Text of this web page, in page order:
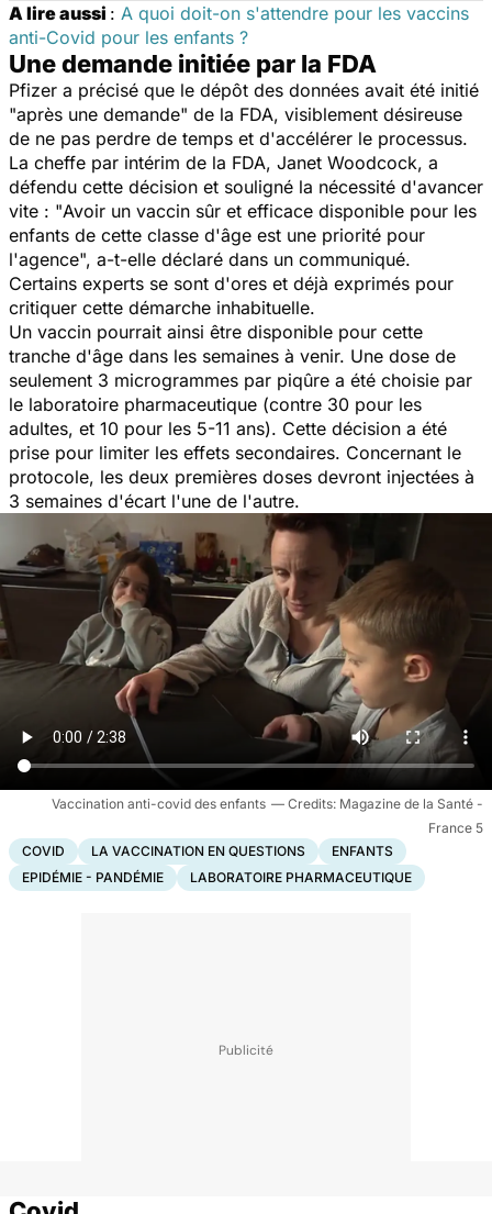
A lire aussi : A quoi doit-on s'attendre pour les vaccins
anti-Covid pour les enfants ?
Une demande initiée par la FDA
Pfizer a précisé que le dépôt des données avait été initié
"après une demande" de la FDA, visiblement désireuse
de ne pas perdre de temps et d'accélérer le processus.
La cheffe par intérim de la FDA, Janet Woodcock, a
défendu cette décision et souligné la nécessité d'avancer
vite : "Avoir un vaccin sûr et efficace disponible pour les
enfants de cette classe d'âge est une priorité pour
l'agence", a-t-elle déclaré dans un communiqué.
Certains experts se sont d'ores et déjà exprimés pour
critiquer cette démarche inhabituelle.
Un vaccin pourrait ainsi être disponible pour cette
tranche d'âge dans les semaines à venir. Une dose de
seulement 3 microgrammes par piqûre a été choisie par
le laboratoire pharmaceutique (contre 30 pour les
adultes, et 10 pour les 5-11 ans). Cette décision a été
prise pour limiter les effets secondaires. Concernant le
protocole, les deux premières doses devront injectées à
3 semaines d'écart l'une de l'autre.
Vaccination anti-covid des enfants
Magazine de la Santé -
France 5
COVID
LA VACCINATION EN QUESTIONS
ENFANTS
EPIDÉMIE - PANDÉMIE
LABORATOIRE PHARMACEUTIQUE